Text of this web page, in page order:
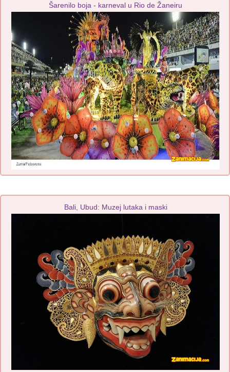
Šarenilo boja - karneval u Rio de Žaneiru
Bali, Ubud: Muzej lutaka i maski